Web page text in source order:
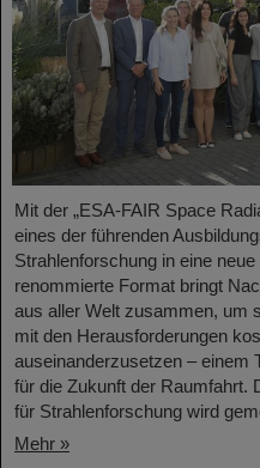
Mit der „ESA-FAIR Space
eines der führenden
Strahlenforschung in eine
renommierte Format bringt
aus aller Welt zusammen, um
mit den Herausforderungen
auseinanderzusetzen – einem
für die Zukunft der Raumfahrt.
für Strahlenforschung wird
Mehr »